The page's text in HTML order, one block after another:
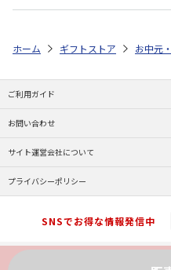
ホーム ギフトストア お中元
ご利用ガイド
お問い合わせ
サイト運営会社について
プライバシーポリシー
SNSでお得な情報発信中